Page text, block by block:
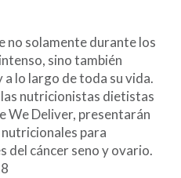
no solamente durante los
sino también
lo largo de toda su vida.
nutricionistas dietistas
We Deliver, presentarán
para
del cáncer seno y ovario.